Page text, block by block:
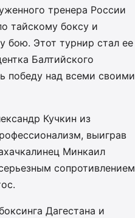
тренера России
тайскому боксу и
бою. Этот турнир стал ее
Балтийского
победу над всеми своими
Кучкин из
выиграв
Минкаил
сопротивлением
Дагестана и